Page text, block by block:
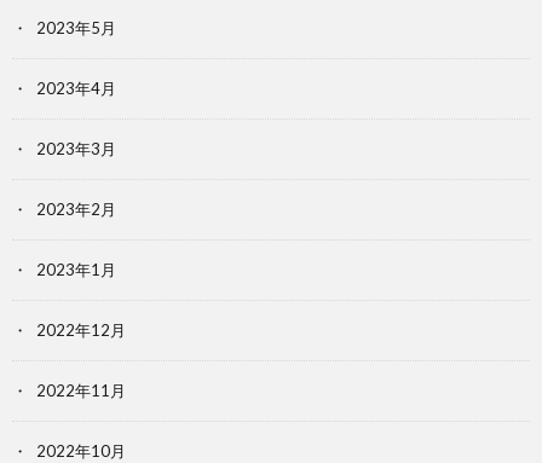
2023年5月
2023年4月
2023年3月
2023年2月
2023年1月
2022年12月
2022年11月
2022年10月